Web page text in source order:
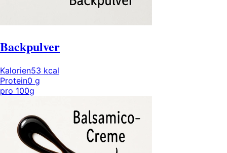
Backpulver
Kalorien53 kcal
Protein0 g
pro 100g